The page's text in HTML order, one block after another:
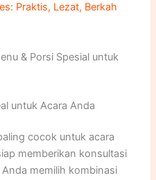
Praktis, Lezat, Berkah
& Porsi Spesial untuk
untuk Acara Anda
cocok untuk acara
memberikan konsultasi
memilih kombinasi